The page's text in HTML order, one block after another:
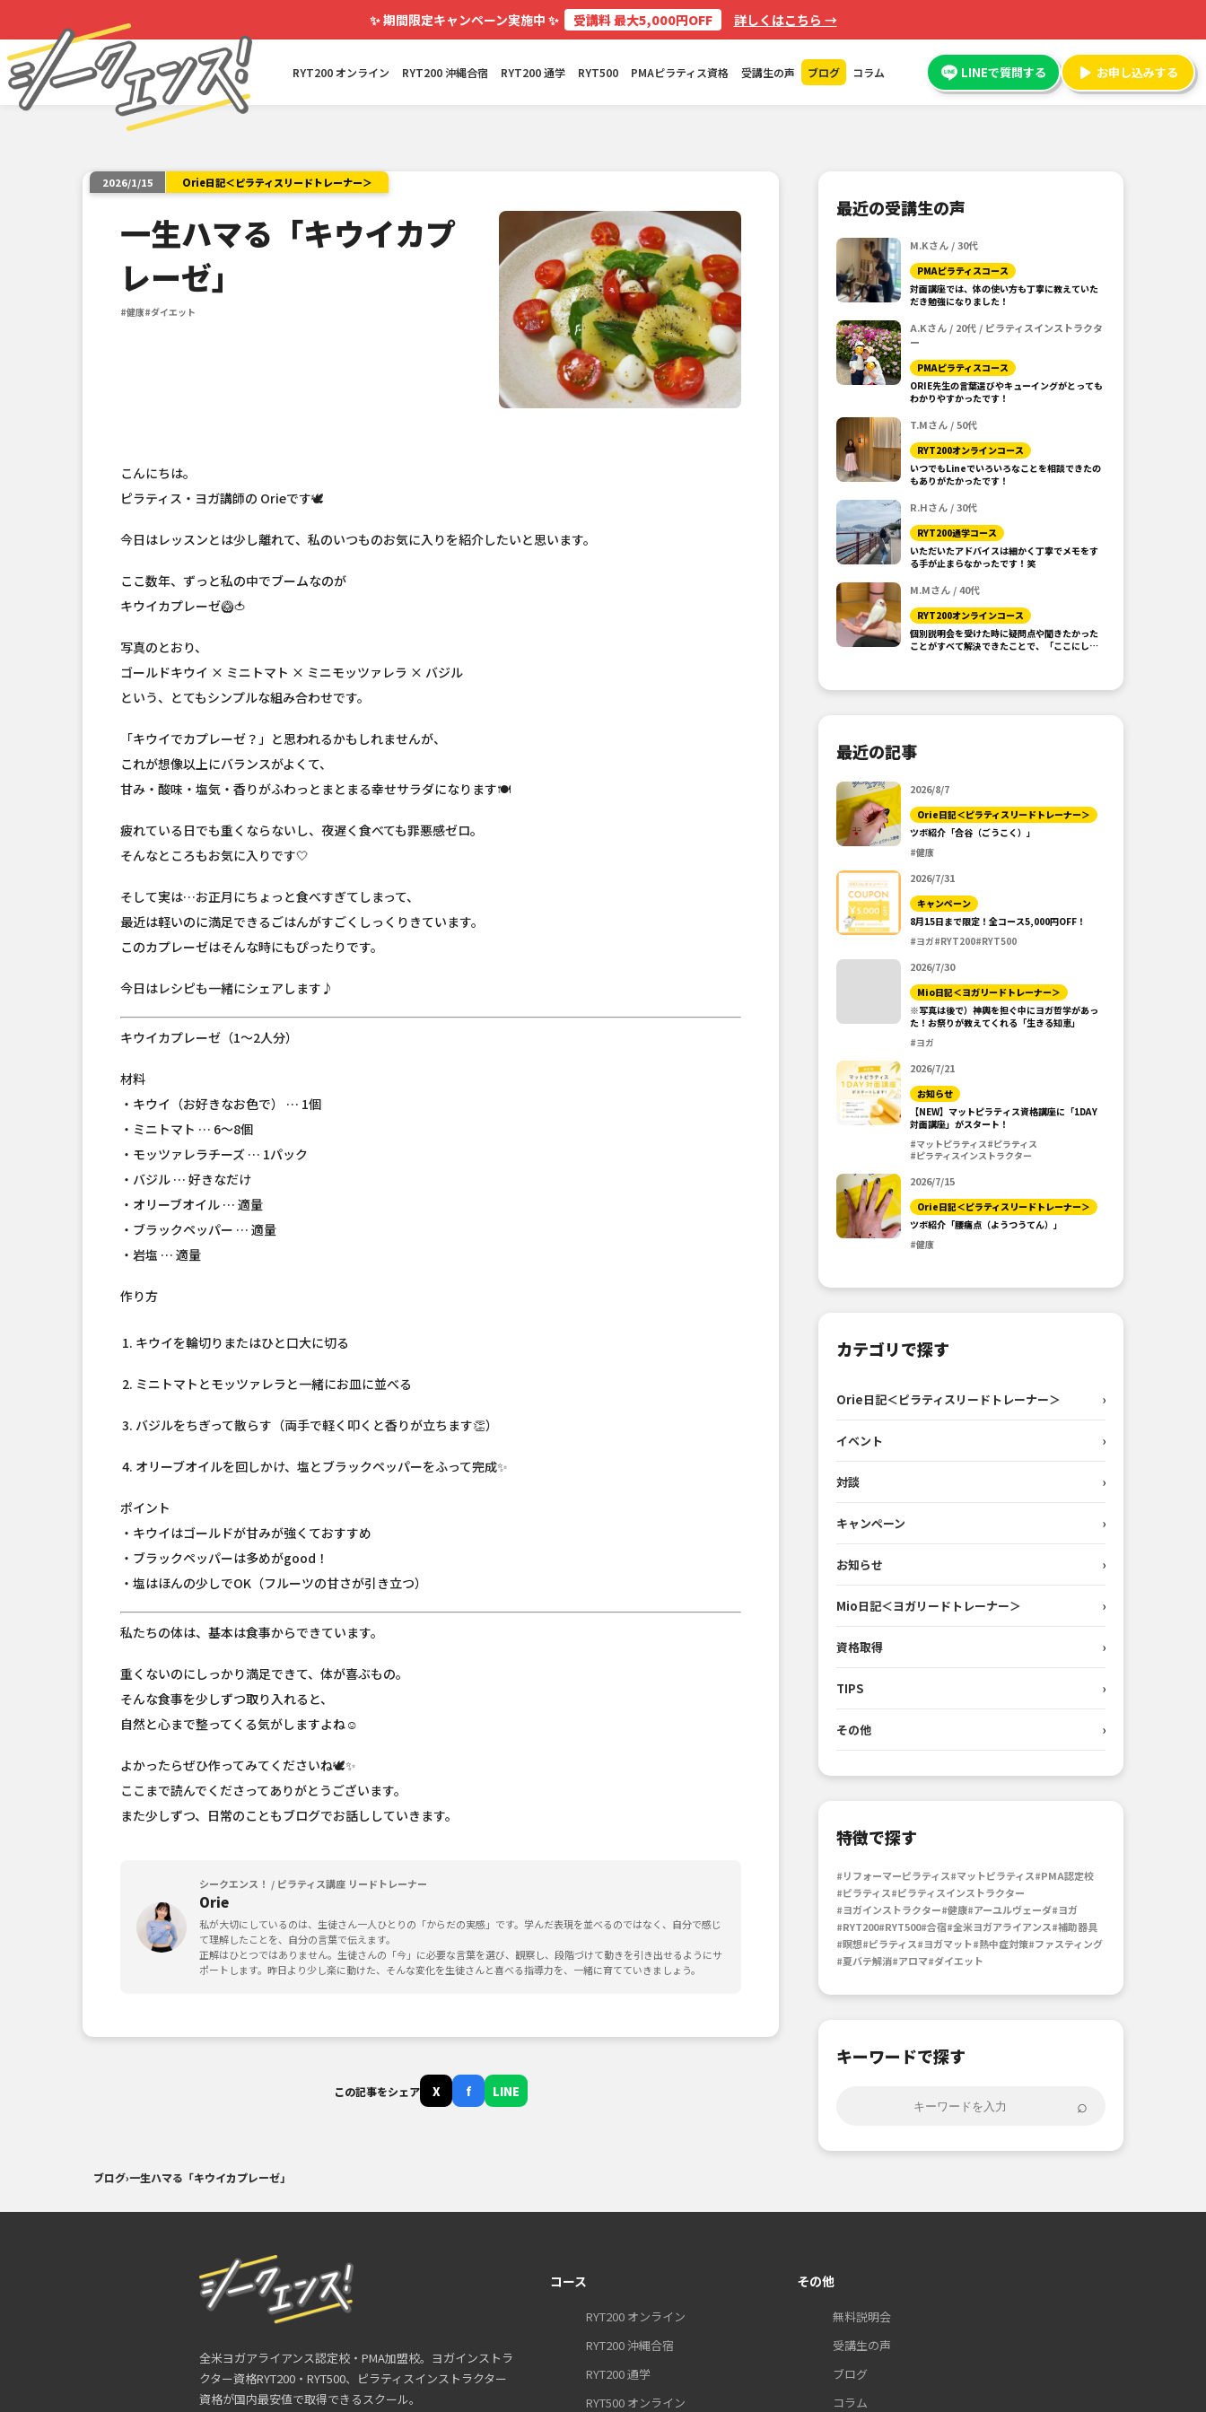
✨期間限定キャンペーン実施中 ✨ 受講料 最大5,000円OFF 詳しくはこちら →
RYT200 オンライン RYT200 沖縄合宿 RYT200 通学 RYT500 PMAピラティス資格 受講生の声 ブログ コラム LINEで質問する お申し込みする
2026/1/15 Orie日記＜ピラティスリードトレーナー＞
一生ハマる「キウイカプ
レーゼ」
#健康#ダイエット
こんにちは。
ピラティス・ヨガ講師の Orieです🕊️
今日はレッスンとは少し離れて、私のいつものお気に入りを紹介したいと思います。
ここ数年、ずっと私の中でブームなのが
キウイカプレーゼ🥝🍅
写真のとおり、
ゴールドキウイ × ミニトマト × ミニモッツァレラ × バジル
という、とてもシンプルな組み合わせです。
「キウイでカプレーゼ？」と思われるかもしれませんが、
これが想像以上にバランスがよくて、
甘み・酸味・塩気・香りがふわっとまとまる幸せサラダになります🍽️
疲れている日でも重くならないし、夜遅く食べても罪悪感ゼロ。
そんなところもお気に入りです🤍
そして実は…お正月にちょっと食べすぎてしまって、
最近は軽いのに満足できるごはんがすごくしっくりきています。
このカプレーゼはそんな時にもぴったりです。
今日はレシピも一緒にシェアします♪
キウイカプレーゼ（1〜2人分）
材料
・キウイ（お好きなお色で） … 1個
・ミニトマト … 6〜8個
・モッツァレラチーズ … 1パック
・バジル … 好きなだけ
・オリーブオイル … 適量
・ブラックペッパー … 適量
・岩塩 … 適量
作り方
キウイを輪切りまたはひと口大に切る
ミニトマトとモッツァレラと一緒にお皿に並べる
バジルをちぎって散らす（両手で軽く叩くと香りが立ちます👏）
オリーブオイルを回しかけ、塩とブラックペッパーをふって完成✨
ポイント
・キウイはゴールドが甘みが強くておすすめ
・ブラックペッパーは多めがgood！
・塩はほんの少しでOK（フルーツの甘さが引き立つ）
私たちの体は、基本は食事からできています。
重くないのにしっかり満足できて、体が喜ぶもの。
そんな食事を少しずつ取り入れると、
自然と心まで整ってくる気がしますよね☺️
よかったらぜひ作ってみてくださいね🕊️✨
ここまで読んでくださってありがとうございます。
また少しずつ、日常のこともブログでお話ししていきます。
シークエンス！ / ピラティス講座 リードトレーナー
Orie
私が大切にしているのは、生徒さん一人ひとりの「からだの実感」です。学んだ表現を並べるのではなく、自分で感じ
て理解したことを、自分の言葉で伝えます。
正解はひとつではありません。生徒さんの「今」に必要な言葉を選び、観察し、段階づけて動きを引き出せるようにサ
ポートします。昨日より少し楽に動けた、そんな変化を生徒さんと喜べる指導力を、一緒に育てていきましょう。
この記事をシェア X f LINE
最近の受講生の声
M.Kさん / 30代
PMAピラティスコース
対面講座では、体の使い方も丁寧に教えていた
だき勉強になりました！
A.Kさん / 20代 / ピラティスインストラクタ
ー
PMAピラティスコース
ORIE先生の言葉選びやキューイングがとっても
わかりやすかったです！
T.Mさん / 50代
RYT200オンラインコース
いつでもLineでいろいろなことを相談できたの
もありがたかったです！
R.Hさん / 30代
RYT200通学コース
いただいたアドバイスは細かく丁寧でメモをす
る手が止まらなかったです！笑
M.Mさん / 40代
RYT200オンラインコース
個別説明会を受けた時に疑問点や聞きたかった
ことがすべて解決できたことで、「ここにしよ
最近の記事
2026/8/7
Orie日記＜ピラティスリードトレーナー＞
ツボ紹介「合谷（ごうこく）」
#健康
2026/7/31
キャンペーン
8月15日まで限定！全コース5,000円OFF！
#ヨガ#RYT200#RYT500
2026/7/30
Mio日記＜ヨガリードトレーナー＞
※写真は後で）神輿を担ぐ中にヨガ哲学があっ
た！お祭りが教えてくれる「生きる知恵」
#ヨガ
2026/7/21
お知らせ
【NEW】マットピラティス資格講座に「1DAY
対面講座」がスタート！
#マットピラティス#ピラティス
#ピラティスインストラクター
2026/7/15
Orie日記＜ピラティスリードトレーナー＞
ツボ紹介「腰痛点（ようつうてん）」
#健康
カテゴリで探す
Orie日記＜ピラティスリードトレーナー＞ ›
イベント ›
対談 ›
キャンペーン ›
お知らせ ›
Mio日記＜ヨガリードトレーナー＞ ›
資格取得 ›
TIPS ›
その他 ›
特徴で探す
#リフォーマーピラティス#マットピラティス#PMA認定校
#ピラティス#ピラティスインストラクター
#ヨガインストラクター#健康#アーユルヴェーダ#ヨガ
#RYT200#RYT500#合宿#全米ヨガアライアンス#補助器具
#瞑想#ピラティス#ヨガマット#熱中症対策#ファスティング
#夏バテ解消#アロマ#ダイエット
キーワードで探す
⌕
ブログ›一生ハマる「キウイカプレーゼ」
全米ヨガアライアンス認定校・PMA加盟校。ヨガインストラ
クター資格RYT200・RYT500、ピラティスインストラクター
資格が国内最安値で取得できるスクール。
コース
RYT200 オンライン
RYT200 沖縄合宿
RYT200 通学
RYT500 オンライン
その他
無料説明会
受講生の声
ブログ
コラム